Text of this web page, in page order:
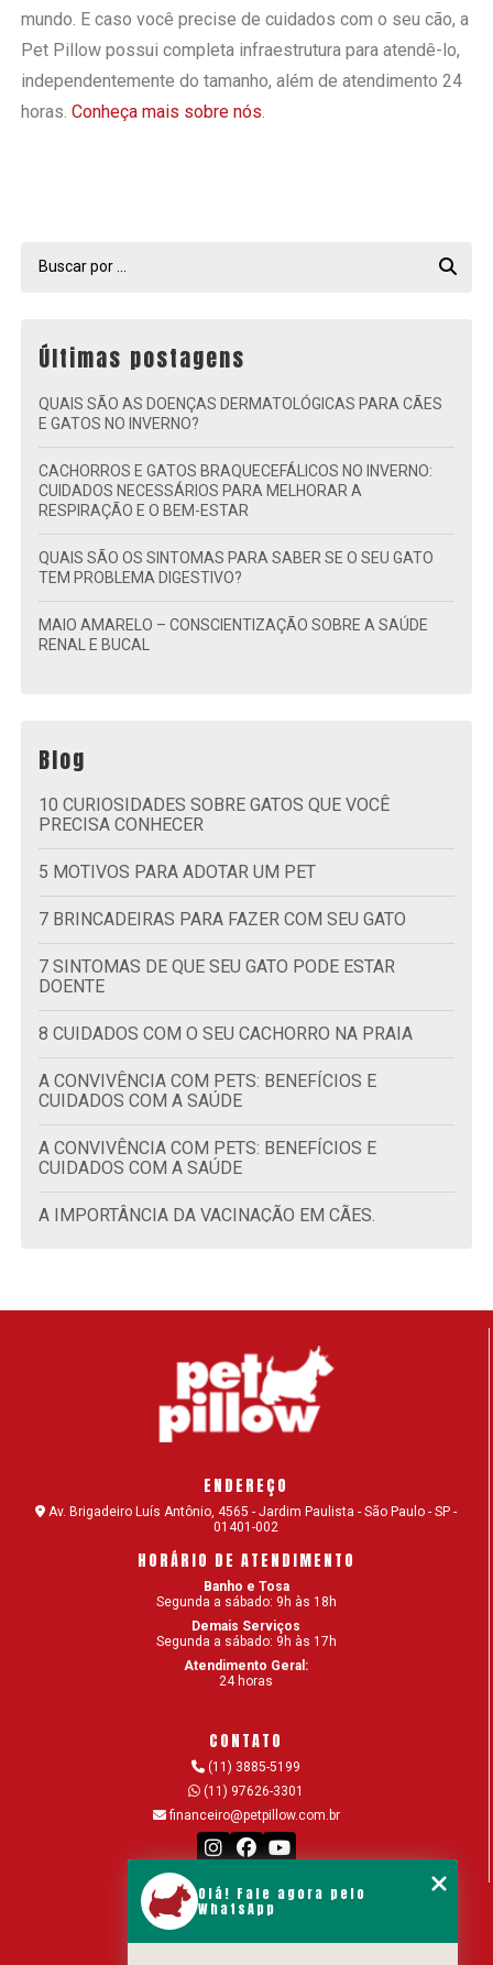
mundo. E caso você precise de cuidados com o seu cão, a
Pet Pillow possui completa infraestrutura para atendê-lo,
independentemente do tamanho, além de atendimento 24
horas.Conheça mais sobre nós
Últimas postagens
QUAIS SÃO AS DOENÇAS DERMATOLÓGICAS PARA CÃES
E GATOS NO INVERNO?
CACHORROS E GATOS BRAQUECEFÁLICOS NO INVERNO:
CUIDADOS NECESSÁRIOS PARA MELHORAR A
RESPIRAÇÃO E O BEM-ESTAR
QUAIS SÃO OS SINTOMAS PARA SABER SE O SEU GATO
TEM PROBLEMA DIGESTIVO?
MAIO AMARELO – CONSCIENTIZAÇÃO SOBRE A SAÚDE
RENAL E BUCAL
Blog
10 CURIOSIDADES SOBRE GATOS QUE VOCÊ
PRECISA CONHECER
5 MOTIVOS PARA ADOTAR UM PET
7 BRINCADEIRAS PARA FAZER COM SEU GATO
7 SINTOMAS DE QUE SEU GATO PODE ESTAR
DOENTE
8 CUIDADOS COM O SEU CACHORRO NA PRAIA
A CONVIVÊNCIA COM PETS: BENEFÍCIOS E
CUIDADOS COM A SAÚDE
A CONVIVÊNCIA COM PETS: BENEFÍCIOS E
CUIDADOS COM A SAÚDE
A IMPORTÂNCIA DA VACINAÇÃO EM CÃES.
ACUPUNTURA PARA CÃES: CONHEÇA O
RECEBER O NOVO MORADOR
ADESTRAMENTO DE CÃES: COMANDOS SIMPLES
PARA O SEU CACHORRO
ALIMENTAÇÃO NATURAL PARA CÃES OU RAÇÃO?
AMERICAN BULLY: SAIBA TUDO SOBRE A RAÇA
CLÍNICA VETERINÁRIA
ENDEREÇO
Av. Brigadeiro Luís Antônio, 4565 - Jardim Paulista - São Paulo - SP -
01401-002
HORÁRIO DE ATENDIMENTO
Banho e Tosa
Segunda a sábado: 9h às 18h
Demais Serviços
Segunda a sábado: 9h às 17h
Atendimento Geral:
24 horas
CONTATO
(11) 3885-5199
(11) 97626-3301
financeiro@petpillow.com.br
MENU
Olá! Fale agora pelo
WhatsApp